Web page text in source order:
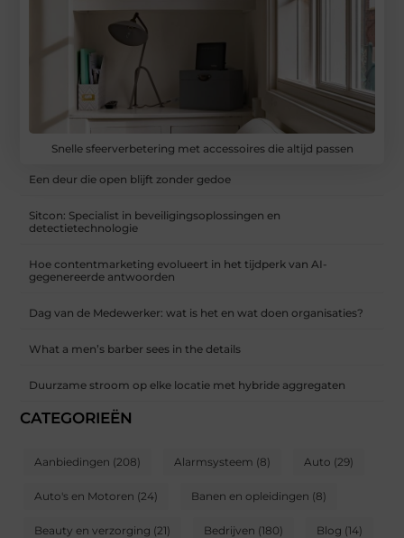
Snelle sfeerverbetering met accessoires die altijd passen
Een deur die open blijft zonder gedoe
Sitcon: Specialist in beveiligingsoplossingen en
detectietechnologie
Hoe contentmarketing evolueert in het tijdperk van AI-
gegenereerde antwoorden
Dag van de Medewerker: wat is het en wat doen organisaties?
What a men’s barber sees in the details
Duurzame stroom op elke locatie met hybride aggregaten
CATEGORIEËN
Aanbiedingen (208) Alarmsysteem (8) Auto (29)
Auto's en Motoren (24) Banen en opleidingen (8)
Beauty en verzorging (21) Bedrijven (180) Blog (14)